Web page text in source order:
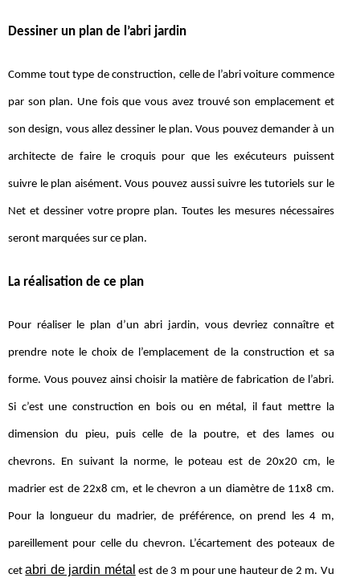
Dessiner un plan de l’abri jardin
Comme tout type de construction, celle de l’abri voiture commence
par son plan. Une fois que vous avez trouvé son emplacement et
son design, vous allez dessiner le plan. Vous pouvez demander à un
architecte de faire le croquis pour que les exécuteurs puissent
suivre le plan aisément. Vous pouvez aussi suivre les tutoriels sur le
Net et dessiner votre propre plan. Toutes les mesures nécessaires
seront marquées sur ce plan.
La réalisation de ce plan
Pour réaliser le plan d’un abri jardin, vous devriez connaître et
prendre note le choix de l’emplacement de la construction et sa
forme. Vous pouvez ainsi choisir la matière de fabrication de l’abri.
Si c’est une construction en bois ou en métal, il faut mettre la
dimension du pieu, puis celle de la poutre, et des lames ou
chevrons. En suivant la norme, le poteau est de 20x20 cm, le
madrier est de 22x8 cm, et le chevron a un diamètre de 11x8 cm.
Pour la longueur du madrier, de préférence, on prend les 4 m,
pareillement pour celle du chevron. L’écartement des poteaux de
cetabri de jardin métal est de 3 m pour une hauteur de 2 m. Vu